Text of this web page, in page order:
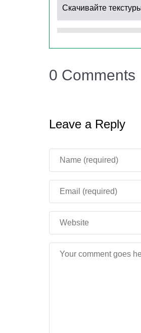
Какие
природы?
Новый pack текстур
работает независимо
Скачивайте
0 Comments
Leave a Reply